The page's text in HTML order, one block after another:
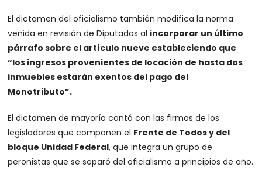
El dictamen del oficialismo también modifica la norma
venida en revisión de Diputados al incorporar un último
párrafo sobre el artículo nueve estableciendo que
“los ingresos provenientes de locación de hasta dos
inmuebles estarán exentos del pago del
Monotributo”.
El dictamen de mayoría contó con las firmas de los
legisladores que componen el Frente de Todos y del
bloque Unidad Federal, que integra un grupo de
peronistas que se separó del oficialismo a principios de año.